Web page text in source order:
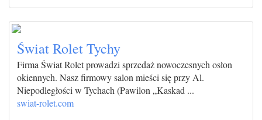
Świat Rolet Tychy
Firma Świat Rolet prowadzi sprzedaż nowoczesnych osłon
okiennych. Nasz firmowy salon mieści się przy Al.
Niepodległości w Tychach (Pawilon „Kaskad ...
swiat-rolet.com